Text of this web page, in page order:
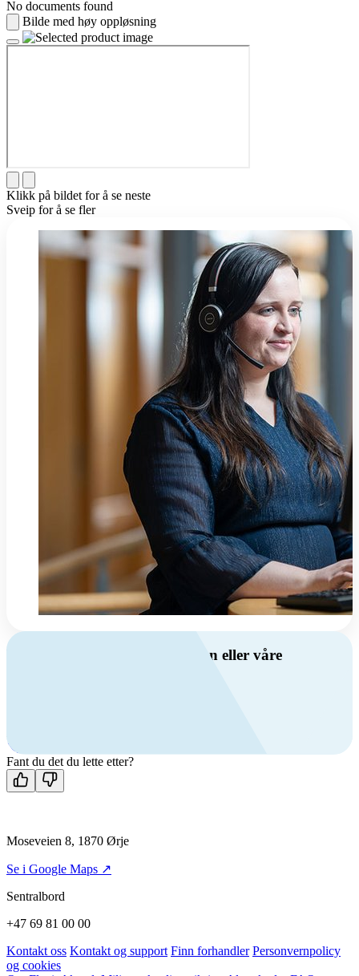
No documents found
Bilde med høy oppløsning
Klikk på bildet for å se neste
Sveip for å se fler
Har du spørsmål om ventilasjon eller våre
Kontakt oss
Fant du det du lette etter?
Moseveien 8, 1870 Ørje
Se i Google Maps ↗
Sentralbord
+47 69 81 00 00
Kontakt oss Kontakt og support Finn forhandler Personvernpolicy
og cookies